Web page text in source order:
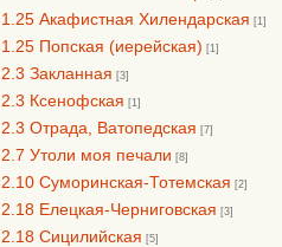
1.25 Акафистная Хилендарская [1]
1.25 Попская (иерейская) [1]
2.3 Закланная [3]
2.3 Ксенофская [1]
2.3 Отрада, Ватопедская [7]
2.7 Утоли моя печали [8]
2.10 Суморинская-Тотемская [2]
2.18 Елецкая-Черниговская [3]
2.18 Сицилийская [5]